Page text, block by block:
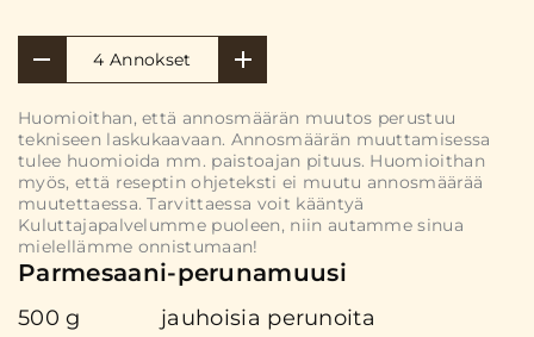
lautaselle lusikoitavaksi. Mikäli kaapista
löytyy sitruunaa, voi sitäkin lopuksi tirauttaa
4 Annokset
Huomioithan, että annosmäärän muutos perustuu
tekniseen laskukaavaan. Annosmäärän muuttamisessa
tulee huomioida mm. paistoajan pituus. Huomioithan
myös, että reseptin ohjeteksti ei muutu annosmäärää
muutettaessa. Tarvittaessa voit kääntyä
Kuluttajapalvelumme puoleen, niin autamme sinua
mielellämme onnistumaan!
Parmesaani-perunamuusi
500 g jauhoisia perunoita